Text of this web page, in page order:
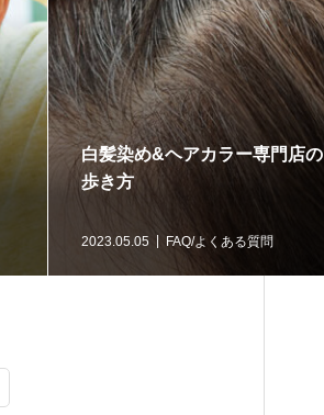
白髪染め&ヘアカラー専門店の
歩き方
2023.05.05 FAQ/よくある質問